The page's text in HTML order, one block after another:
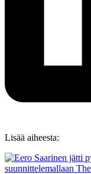
Lisää aiheesta: